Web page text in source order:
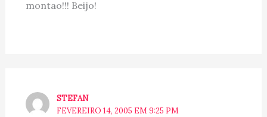
montao!!! Beijo!
STEFAN
FEVEREIRO 14, 2005 EM 9:25 PM